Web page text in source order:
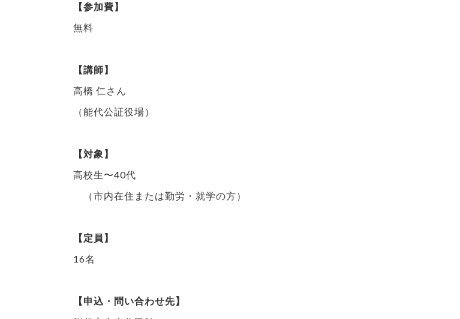
【参加費】
無料
【講師】
高橋 仁さん
（能代公証役場）
【対象】
高校生〜40代
（市内在住または勤労・就学の方）
【定員】
16名
【申込・問い合わせ先】